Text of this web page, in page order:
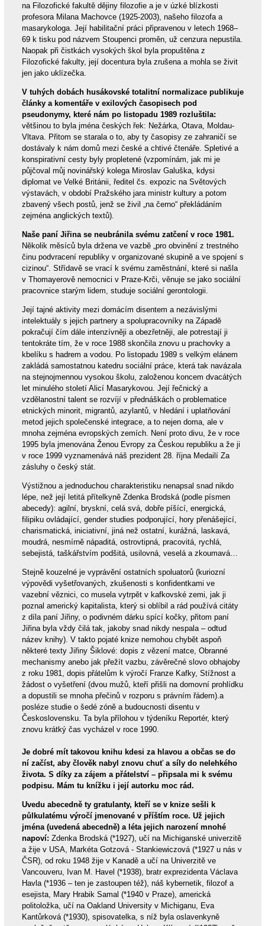
na Filozofické fakultě dějiny filozofie a je v úzké blízkosti
profesora Milana Machovce (1925-2003), našeho filozofa a
masarykologa. Její habilitační práci připravenou v letech 1968–
69 k tisku pod názvem Stoupenci proměn, už cenzura nepustila.
Naopak při čistkách vysokých škol byla propuštěna z
Filozofické fakulty, její docentura byla zrušena a mohla se živit
jen jako uklízečka.
V tuhých dobách husákovské totalitní normalizace publikuje
články a komentáře v exilových časopisech pod
pseudonymy, které nám po listopadu 1989 rozluštila:
většinou to byla jména českých řek: Nežárka, Otava, Moldau-
Vltava. Přitom se starala o to, aby ty časopisy ze zahraničí se
dostávaly k nám domů mezi české a chtivé čtenáře. Spletivé a
konspirativní cesty byly propletené (vzpomínám, jak mi je
půjčoval můj novinářský kolega Miroslav Galuška, kdysi
diplomat ve Velké Británii, ředitel čs. expozic na Světových
výstavách, v období Pražského jara ministr kultury a potom
zbavený všech postů, jenž se živil „na černo“ překládáním
zejména anglických textů).
Naše paní Jiřina se neubránila svému zatčení v roce 1981.
Několik měsíců byla držena ve vazbě „pro obvinění z trestného
činu podvracení republiky v organizované skupině a ve spojení s
cizinou“. Střídavě se vrací k svému zaměstnání, které si našla
v Thomayerově nemocnici v Praze-Krči, věnuje se jako sociální
pracovnice starým lidem, studuje sociální gerontologii.
Její tajné aktivity mezi domácím disentem a nezávislými
intelektuály s jejich partnery a spolupracovníky na Západě
pokračují čím dále intenzívněji a obezřetněji, ale potrestají ji
tentokráte tím, že v roce 1988 skončila znovu u prachovky a
kbelíku s hadrem a vodou. Po listopadu 1989 s velkým elánem
zakládá samostatnou katedru sociální práce, která tak navázala
na stejnojmennou vysokou školu, založenou koncem dvacátých
let minulého století Alicí Masarykovou. Její řečnický a
vzdělanostní talent se rozvíjí v přednáškách o problematice
etnických minorit, migrantů, azylantů, v hledání i uplatňování
metod jejich společenské integrace, a to nejen doma, ale v
mnoha zejména evropských zemích. Není proto divu, že v roce
1995 byla jmenována Ženou Evropy za Českou republiku a že ji
v roce 1999 vyznamenává náš prezident 28. října Medailí Za
zásluhy o český stát.
Výstižnou a jednoduchou charakteristiku nenapsal snad nikdo
lépe, než její letitá přítelkyně Zdenka Brodská (podle písmen
abecedy): agilní, bryskní, celá svá, dobře píšící, energická,
filipiku ovládající, gender studies podporující, hory přenášející,
charismatická, iniciativní, jiná než ostatní, kurážná, laskavá,
moudrá, nesmírně nápaditá, ostrovtipná, pracovitá, rychlá,
sebejistá, taškářstvím podšitá, usilovná, veselá a zkoumavá…
Stejně kouzelné je vyprávění ostatních spoluatorů (kuriozní
výpovědi vyšetřovaných, zkušenosti s konfidentkami ve
vazební věznici, co musela vytrpět v kafkovské zemi, jak ji
poznal americký kapitalista, který si oblíbil a rád používá citáty
z díla paní Jiřiny, o podivném dárku spící kočky, přitom paní
Jiřina byla vždy čilá tak, jakoby snad nikdy nespala – odtud
název knihy). V takto pojaté knize nemohou chybět aspoň
některé texty Jiřiny Šiklové: dopis z vězení matce, Obranné
mechanismy anebo jak přežít vazbu, závěrečné slovo obhajoby
z roku 1981, dopis přátelům k výročí Franze Kafky, Stížnost a
žádost o vyšetření (dvou mužů, kteří přišli na domovní prohlídku
a dopustili se mnoha přečinů v rozporu s právním řádem).a
posléze studie o šedé zóně a budoucnosti disentu v
Československu. Ta byla přílohou v týdeníku Reportér, který
znovu krátký čas vycházel v roce 1990.
Je dobré mít takovou knihu kdesi za hlavou a občas se do
ní začíst, aby člověk nabyl znovu chuť a síly do nelehkého
života. S díky za zájem a přátelství – připsala mi k svému
podpisu. Mám tu knížku i její autorku moc rád.
Uvedu abecedně ty gratulanty, kteří se v knize sešli k
půlkulatému výročí jmenované v příštím roce. Už jejich
jména (uvedená abecedně) a léta jejich narození mnohé
napoví: Zdenka Brodská (*1927), učí na Michiganské univerzitě
a žije v USA, Markéta Gotzová - Stankiewiczová (*1927 u nás v
ČSR), od roku 1948 žije v Kanadě a učí na Univerzitě ve
Vancouveru, Ivan M. Havel (*1938), bratr exprezidenta Václava
Havla (*1936 – ten je zastoupen též), náš kybernetik, filozof a
esejista, Mary Hrabik Samal (*1940 v Praze), americká
politoložka, učí na Oakland University v Michiganu, Eva
Kantůrková (*1930), spisovatelka, s níž byla oslavenkyně